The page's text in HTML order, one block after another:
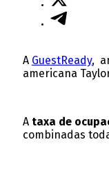
A GuestReady,
americana
A taxa de
combinadas